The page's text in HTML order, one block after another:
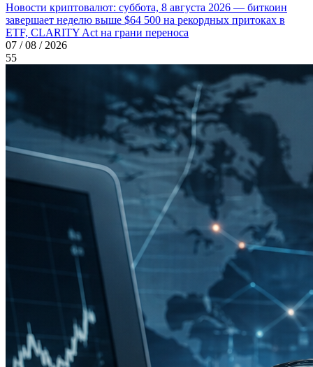
Новости криптовалют: суббота, 8 августа 2026 — биткоин
завершает неделю выше $64 500 на рекордных притоках в
ETF, CLARITY Act на грани переноса
07 / 08 / 2026
55